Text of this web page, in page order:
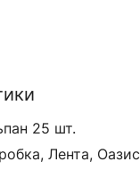
25 шт.
Лента, Оазис